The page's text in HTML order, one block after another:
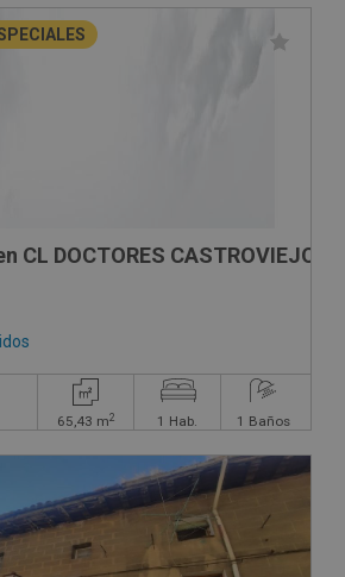
CL DOCTORES CASTROVIEJO
65,43 m2 1 Hab. 1 Baños